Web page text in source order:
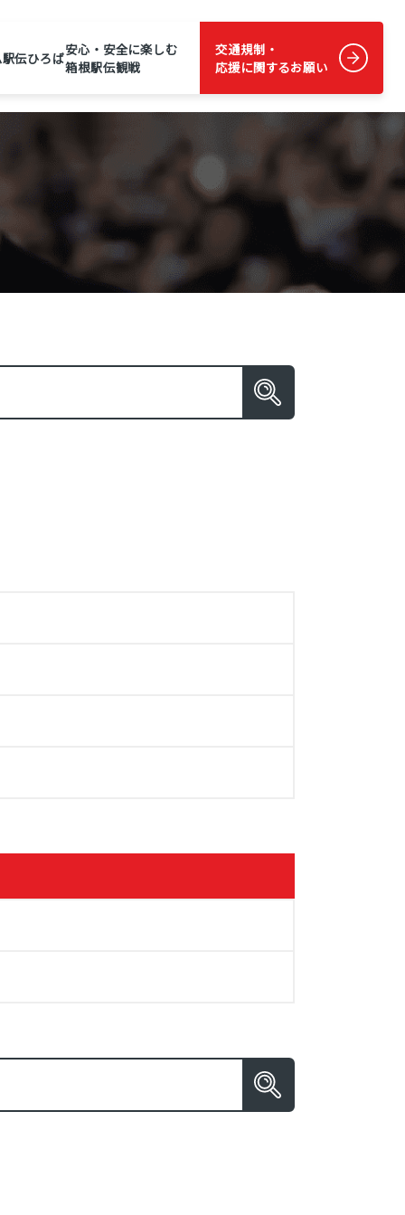
駅伝ひろば安心・安全に楽しむ
箱根駅伝観戦
交通規制・
応援に関するお願い